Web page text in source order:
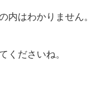
内はわかりません。
くださいね。